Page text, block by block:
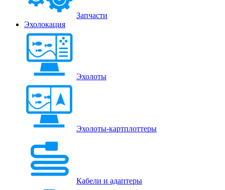
Запчасти
Эхолокация
Эхолоты
Эхолоты-картплоттеры
Кабели и адаптеры